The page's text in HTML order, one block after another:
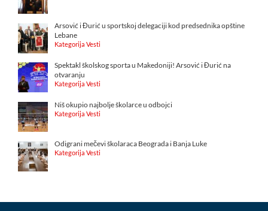
Arsović i Đurić u sportskoj delegaciji kod predsednika opštine
Lebane
Kategorija Vesti
Spektakl školskog sporta u Makedoniji! Arsović i Đurić na
otvaranju
Kategorija Vesti
Niš okupio najbolje školarce u odbojci
Kategorija Vesti
Odigrani mečevi školaraca Beograda i Banja Luke
Kategorija Vesti